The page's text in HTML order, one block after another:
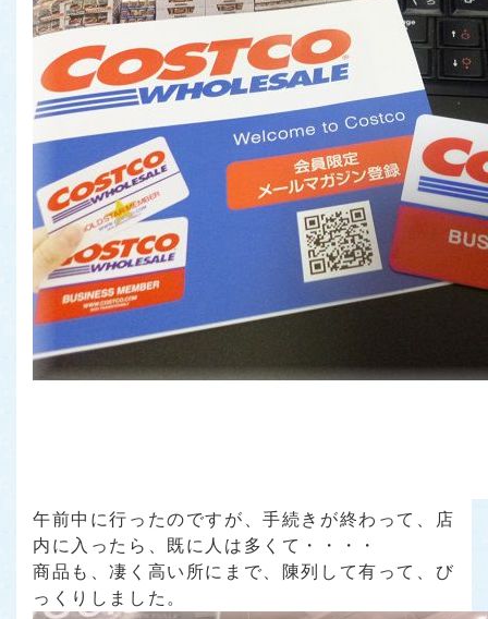
午前中に行ったのですが、手続きが終わって、店
内に入ったら、既に人は多くて・・・・
商品も、凄く高い所にまで、陳列して有って、び
っくりしました。